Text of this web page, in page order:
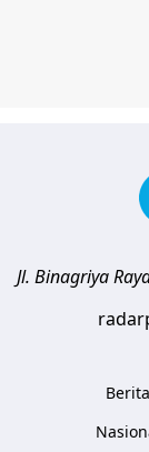
Jl. Binagriya
Berita